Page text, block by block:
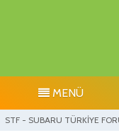
MENÜ
STF - SUBARU TÜRKİYE